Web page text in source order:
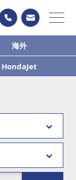
海外
HondaJet